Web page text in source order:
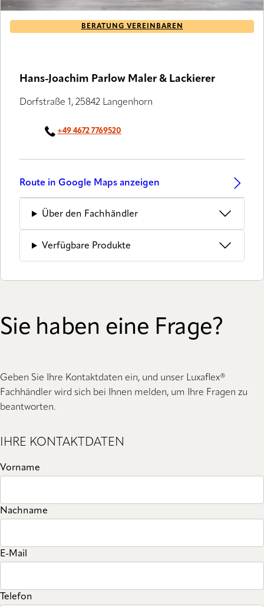
LUXAFLEX® PARTNERBERATUNG VEREINBAREN
Hans-Joachim Parlow Maler & Lackierer
Dorfstraße 1, 25842 Langenhorn
+49 4672 7769520
Route in Google Maps anzeigen
Über den Fachhändler
Verfügbare Produkte
Sie haben eine Frage?
Geben Sie Ihre Kontaktdaten ein, und unser Luxaflex®
Fachhändler wird sich bei Ihnen melden, um Ihre Fragen zu
beantworten.
IHRE KONTAKTDATEN
Vorname
Nachname
E-Mail
Telefon